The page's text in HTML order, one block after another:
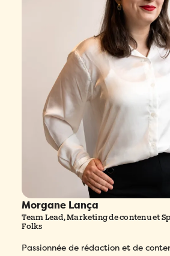
Morgane Lança
Team Lead, Marketing de contenu et
Folks
Passionnée de rédaction et de